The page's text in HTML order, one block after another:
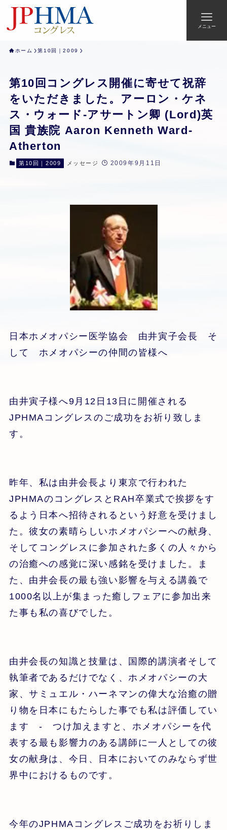
メニュー
ホーム 第10回｜2009
第10回コングレス開催に寄せて祝辞
をいただきました。アーロン・ケネ
ス・ウォード-アサートン卿 (Lord)英
国 貴族院 Aaron Kenneth Ward-
Atherton
第10回｜2009 メッセージ 2009年9月11日
日本ホメオパシー医学協会 由井寅子会長 そ
して ホメオパシーの仲間の皆様へ
由井寅子様へ9月12日13日に開催される
JPHMAコングレスのご成功をお祈り致しま
す。
昨年、私は由井会長より東京で行われた
JPHMAのコングレスとRAH卒業式で挨拶をす
るよう日本へ招待されるという好意を受けまし
た。彼女の素晴らしいホメオパシーへの献身、
そしてコングレスに参加された多くの人々から
の治癒への感覚に深い感銘を受けました。ま
た、由井会長の最も強い影響を与える講義で
1000名以上が集まった癒しフェアに参加出来
た事も私の喜びでした。
由井会長の知識と技量は、国際的講演者そして
執筆者であるだけでなく、ホメオパシーの大
家、サミュエル・ハーネマンの偉大な治癒の贈
り物を日本にもたらした事でも私は評価してい
ます - つけ加えますと、ホメオパシーを代
表する最も影響力のある講師に一人としての彼
女の献身は、今日、日本においてのみならず世
界中におけるものです。
今年のJPHMAコングレスご成功をお祈りしま